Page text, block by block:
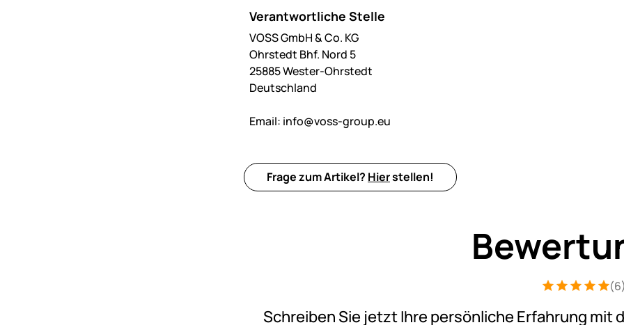
Verantwortliche Stelle
VOSS GmbH & Co. KG
Ohrstedt Bhf. Nord 5
25885 Wester-Ohrstedt
Deutschland
Email: info@voss-group.eu
Frage zum Artikel? Hierstellen!
Bewertung: 5
6 Bewertungen
Schreiben Sie jetzt Ihre persönliche Erfahrung mit